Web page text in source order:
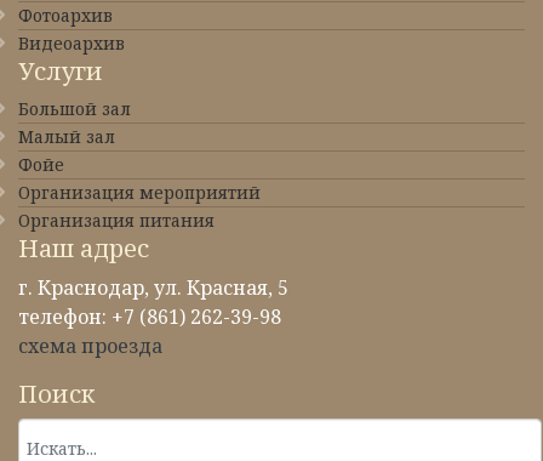
Фотоархив
Видеоархив
Услуги
Большой зал
Малый зал
Фойе
Организация мероприятий
Организация питания
Наш адрес
г. Краснодар, ул. Красная, 5
телефон: +7 (861) 262-39-98
схема проезда
Поиск